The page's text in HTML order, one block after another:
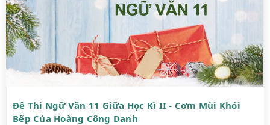
Đề Thi Ngữ Văn 11 Giữa Học Kì II - Cơm Mùi Khói
Bếp Của Hoàng Công Danh